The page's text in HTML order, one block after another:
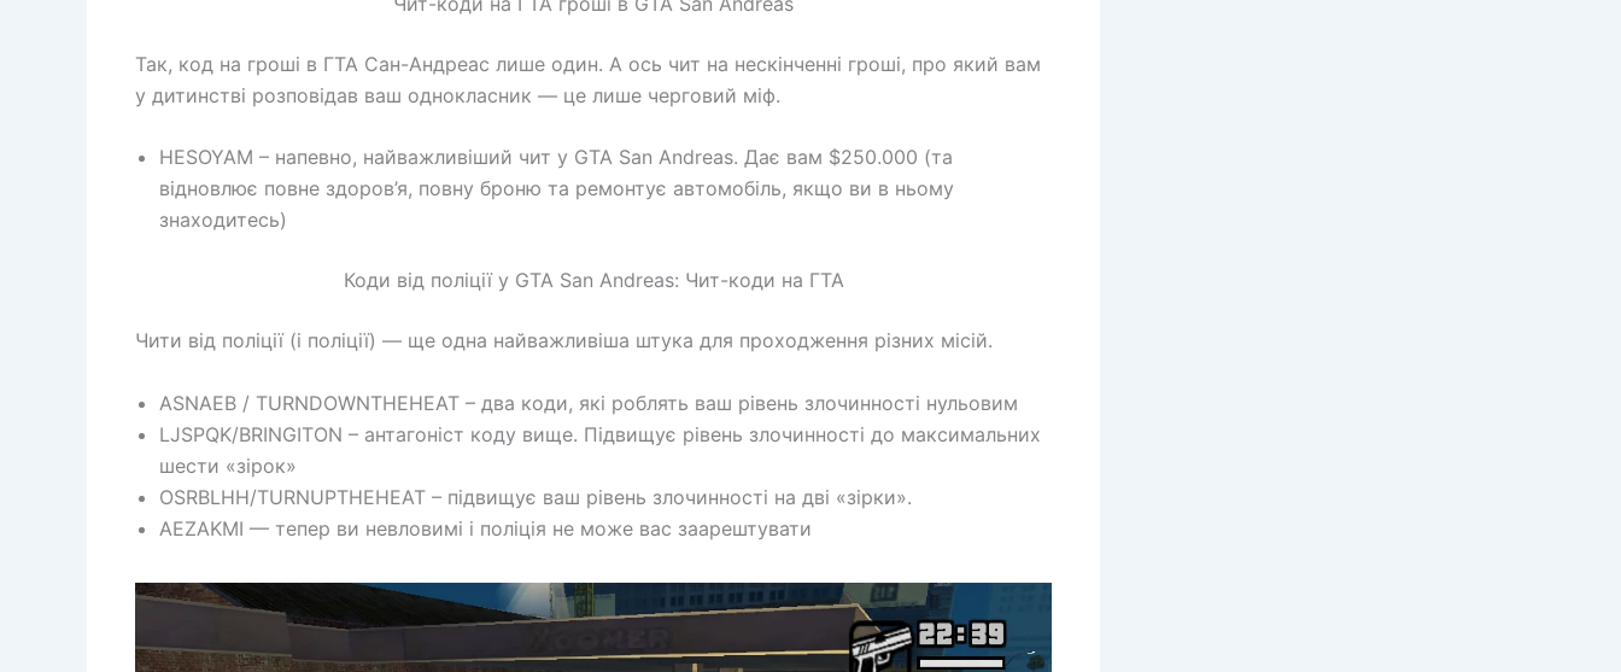
Так, код на гроші в ГТА Сан-Андреас лише один. А ось чит на нескінченні гроші, про який вам
у дитинстві розповідав ваш однокласник — це лише черговий міф.
HESOYAM – напевно, найважливіший чит у GTA San Andreas. Дає вам $250.000 (та
відновлює повне здоров’я, повну броню та ремонтує автомобіль, якщо ви в ньому
знаходитесь)
Коди від поліції у GTA San Andreas: Чит-коди на ГТА
Чити від поліції (і поліції) — ще одна найважливіша штука для проходження різних місій.
ASNAEB / TURNDOWNTHEHEAT – два коди, які роблять ваш рівень злочинності нульовим
LJSPQK/BRINGITON – антагоніст коду вище. Підвищує рівень злочинності до максимальних
шести «зірок»
OSRBLHH/TURNUPTHEHEAT – підвищує ваш рівень злочинності на дві «зірки».
AEZAKMI — тепер ви невловимі і поліція не може вас заарештувати